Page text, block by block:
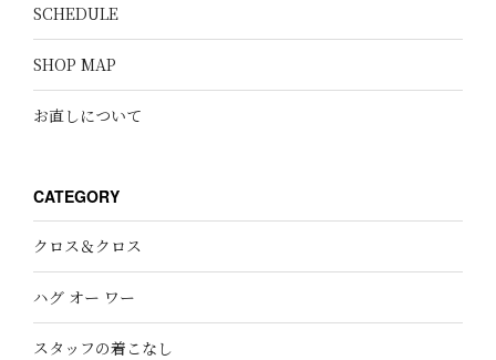
SCHEDULE
SHOP MAP
お直しについて
CATEGORY
クロス＆クロス
ハグ オー ワー
スタッフの着こなし